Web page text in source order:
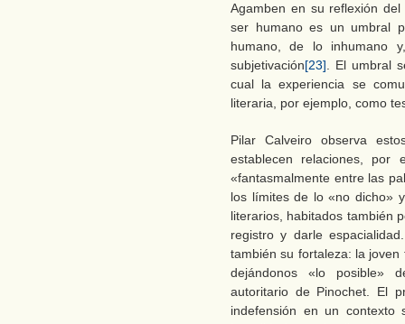
Agamben en su reflexión
ser humano es un umbral
humano, de lo inhumano
subjetivación[23] . El umbral
cual la experiencia se
literaria, por ejemplo, como
Pilar Calveiro observa
establecen relaciones, por
«fantasmalmente entre las
los límites de lo «no dicho»
literarios, habitados también
registro y darle
también su fortaleza: la
dejándonos «lo posible»
autoritario de Pinochet. El
indefensión en un